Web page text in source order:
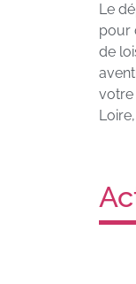
Le
pour
de
votre